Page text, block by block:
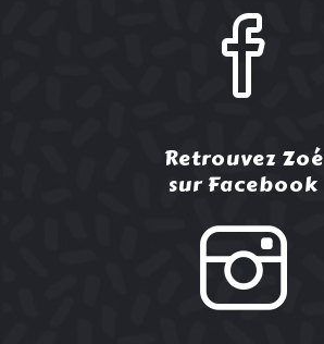
Retrouvez Zoé
sur Facebook